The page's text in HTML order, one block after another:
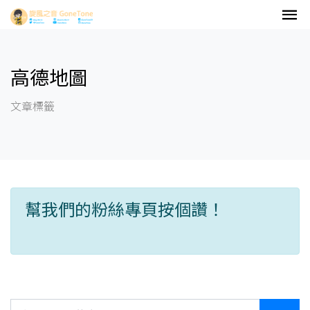
高德地圖
文章標籤
幫我們的粉絲專頁按個讚！